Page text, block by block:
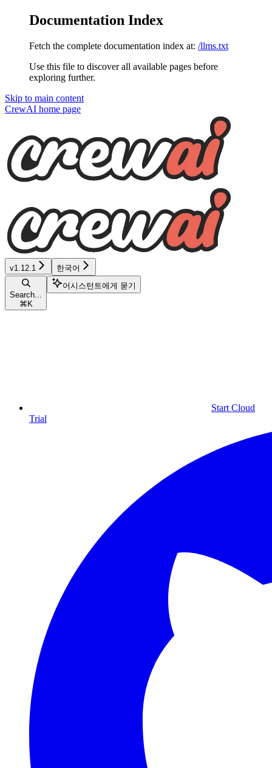
Documentation Index
Fetch the complete documentation index at: /llms.txt
Use this file to discover all available pages before
exploring further.
Skip to main content
CrewAI home page
v1.12.1 한국어
Search...
⌘ K
어시스턴트에게 묻기
Start Cloud
Trial